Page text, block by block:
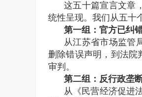
这五十篇宣言文章
统性呈现。我们从五十
第一组：官方已纠
从江苏省市场监管
删除错误声明，到法
审判。
第二组：反行政垄
从《民营经济促进